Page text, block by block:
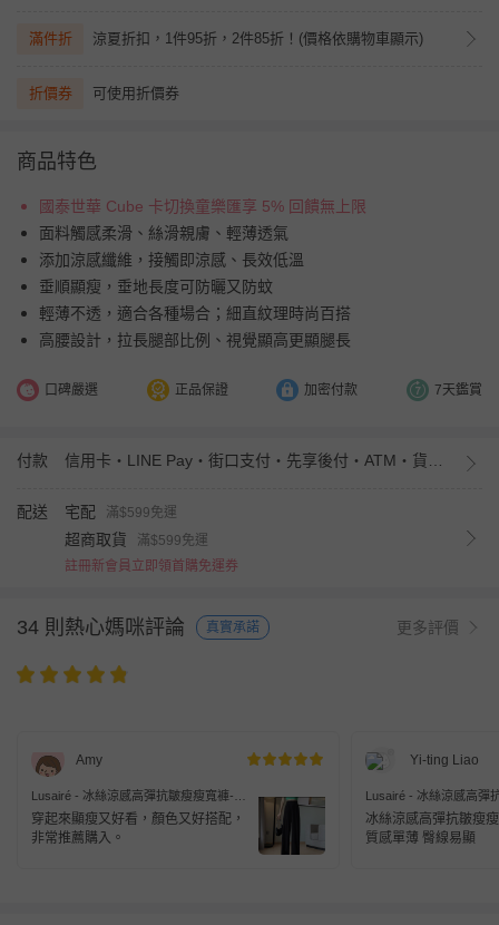
滿件折 涼夏折扣，1件95折，2件85折！(價格依購物車顯示)
折價券 可使用折價券
商品特色
國泰世華 Cube 卡切換童樂匯享 5% 回饋無上限
面料觸感柔滑、絲滑親膚、輕薄透氣
添加涼感纖維，接觸即涼感、長效低溫
垂順顯瘦，垂地長度可防曬又防蚊
輕薄不透，適合各種場合；細直紋理時尚百搭
高腰設計，拉長腿部比例、視覺顯高更顯腿長
口碑嚴選 正品保證 加密付款 7天鑑賞
付款
配送 宅配 滿$599免運
超商取貨
滿$599免運
註冊新會員立即領首購免運券
34 則熱心媽咪評論 真實承諾 更多評價
Amy
Lusairé - 冰絲涼感高彈抗皺瘦瘦寬褲-顯
瘦黑
穿起來顯瘦又好看，顏色又好搭配，
非常推薦購入。
Yi-ting Liao
Lusairé - 冰絲涼感高彈
穩灰
冰絲涼感高彈抗皺瘦
質感單薄 臀線易顯